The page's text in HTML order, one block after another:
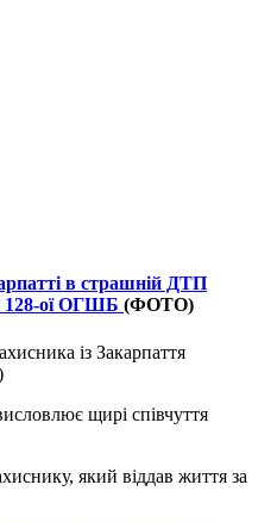
в страшній ДТП
128-ої ОГШБ (ФОТО)
щирі співчуття
який віддав життя за